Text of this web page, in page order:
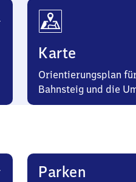
Karte
Orientierungsplan
Bahnsteig und die
Parken